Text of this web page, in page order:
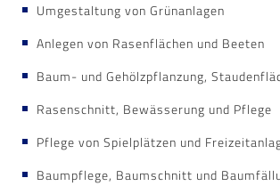
Umgestaltung von Grünanlagen
Anlegen von Rasenflächen und Beeten
Baum- und Gehölzpflanzung,
Rasenschnitt, Bewässerung und Pflege
Pflege von Spielplätzen und
Baumpflege, Baumschnitt und